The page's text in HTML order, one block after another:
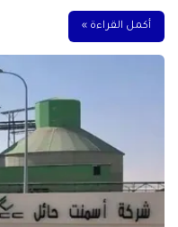
أكمل القراءة »